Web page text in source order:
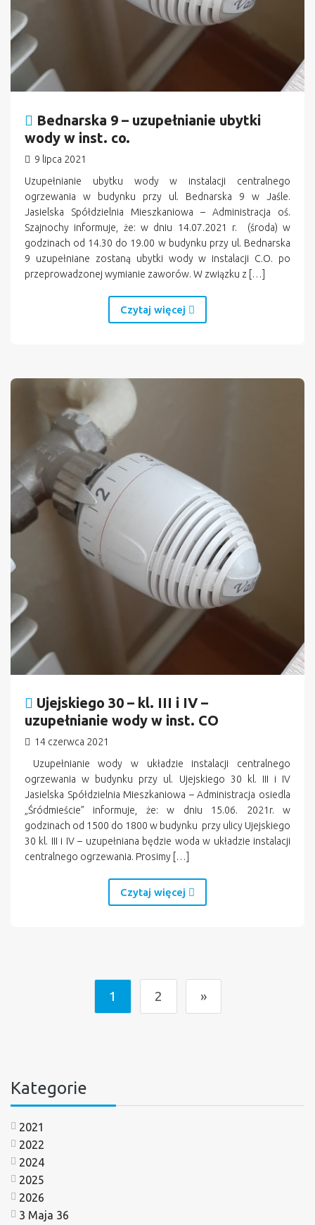
Bednarska 9 – uzupełnianie ubytki
wody w inst. co.
9 lipca 2021
Uzupełnianie ubytku wody w instalacji centralnego
ogrzewania w budynku przy ul. Bednarska 9 w Jaśle.
Jasielska Spółdzielnia Mieszkaniowa – Administracja oś.
Szajnochy informuje, że: w dniu 14.07.2021 r. (środa) w
godzinach od 14.30 do 19.00 w budynku przy ul. Bednarska
9 uzupełniane zostaną ubytki wody w instalacji C.O. po
przeprowadzonej wymianie zaworów. W związku z […]
Czytaj więcej
Ujejskiego 30 – kl. III i IV –
uzupełnianie wody w inst. CO
14 czerwca 2021
Uzupełnianie wody w układzie instalacji centralnego
ogrzewania w budynku przy ul. Ujejskiego 30 kl. III i IV
Jasielska Spółdzielnia Mieszkaniowa – Administracja osiedla
„Śródmieście” informuje, że: w dniu 15.06. 2021r. w
godzinach od 1500 do 1800 w budynku przy ulicy Ujejskiego
30 kl. III i IV – uzupełniana będzie woda w układzie instalacji
centralnego ogrzewania. Prosimy […]
Czytaj więcej
1 2 »
Kategorie
2021
2022
2024
2025
2026
3 Maja 36